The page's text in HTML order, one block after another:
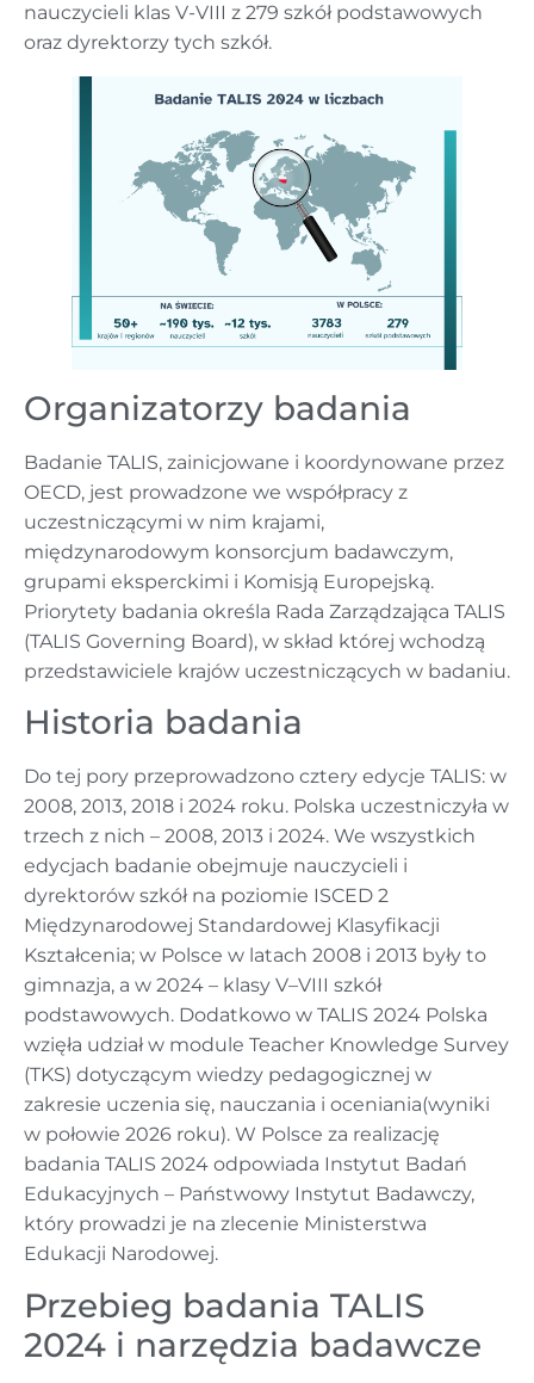
nauczycieli klas V-VIII z 279 szkół podstawowych
oraz dyrektorzy tych szkół.
Organizatorzy badania
Badanie TALIS, zainicjowane i koordynowane przez
OECD, jest prowadzone we współpracy z
uczestniczącymi w nim krajami,
międzynarodowym konsorcjum badawczym,
grupami eksperckimi i Komisją Europejską.
Priorytety badania określa Rada Zarządzająca TALIS
(TALIS Governing Board), w skład której wchodzą
przedstawiciele krajów uczestniczących w badaniu.
Historia badania
Do tej pory przeprowadzono cztery edycje TALIS: w
2008, 2013, 2018 i 2024 roku. Polska uczestniczyła w
trzech z nich – 2008, 2013 i 2024. We wszystkich
edycjach badanie obejmuje nauczycieli i
dyrektorów szkół na poziomie ISCED 2
Międzynarodowej Standardowej Klasyfikacji
Kształcenia; w Polsce w latach 2008 i 2013 były to
gimnazja, a w 2024 – klasy V–VIII szkół
podstawowych. Dodatkowo w TALIS 2024 Polska
wzięła udział w module Teacher Knowledge Survey
(TKS) dotyczącym wiedzy pedagogicznej w
zakresie uczenia się, nauczania i oceniania(wyniki
w połowie 2026 roku). W Polsce za realizację
badania TALIS 2024 odpowiada Instytut Badań
Edukacyjnych – Państwowy Instytut Badawczy,
który prowadzi je na zlecenie Ministerstwa
Edukacji Narodowej.
Przebieg badania TALIS
2024 i narzędzia badawcze